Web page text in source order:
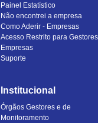
Painel Estatístico
Não encontrei a empresa
Como Aderir - Empresas
Acesso Restrito para
Empresas
Suporte
Institucional
Órgãos Gestores e de
Monitoramento